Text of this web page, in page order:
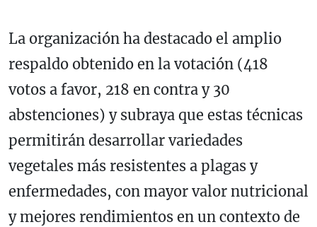
La organización ha destacado el amplio
respaldo obtenido en la votación (418
votos a favor, 218 en contra y 30
abstenciones) y subraya que estas técnicas
permitirán desarrollar variedades
vegetales más resistentes a plagas y
enfermedades, con mayor valor nutricional
y mejores rendimientos en un contexto de